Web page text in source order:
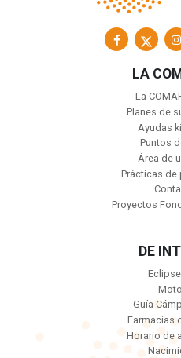
LA
La
Planes de
Ayudas
Puntos
Área de
Prácticas de
Proyectos
DE
Guía
Farmacias
Horario de